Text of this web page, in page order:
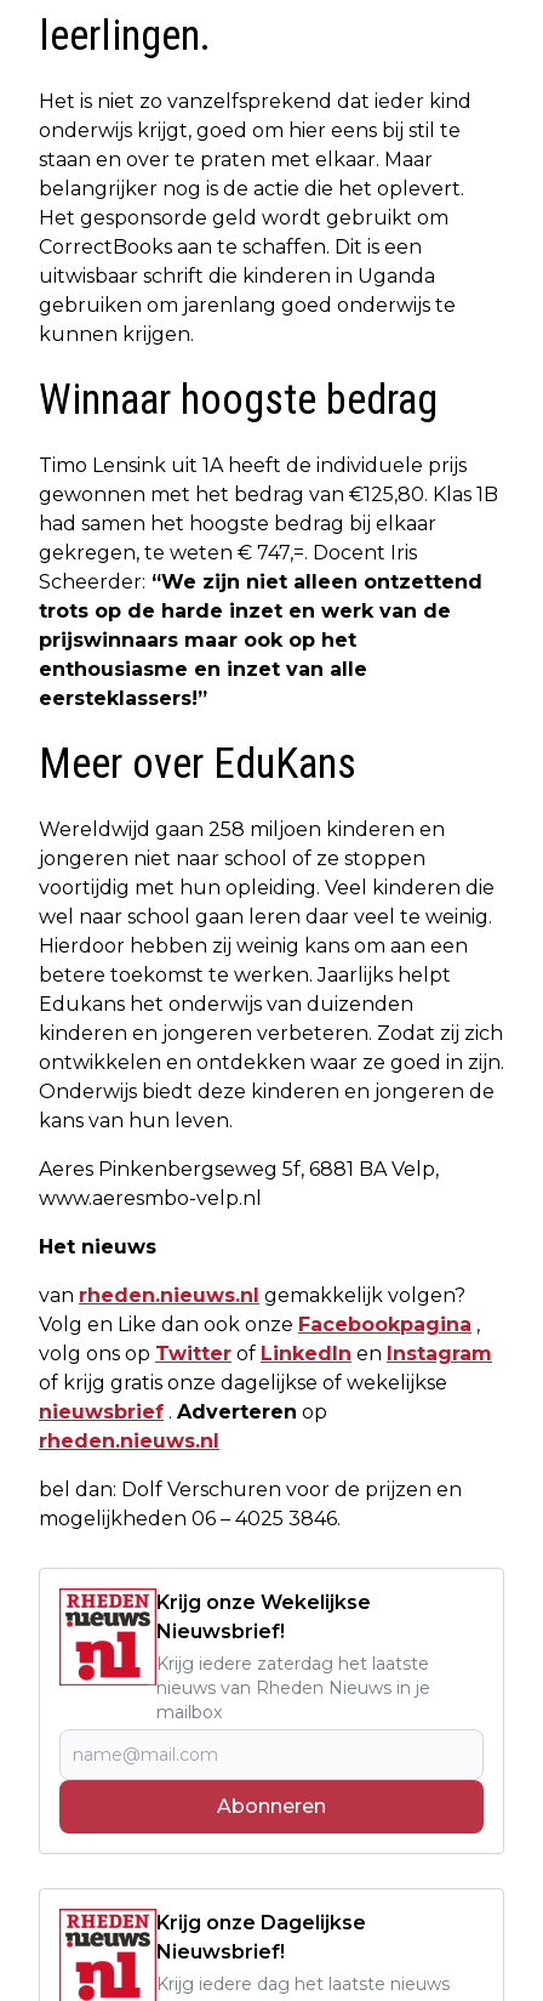
leerlingen.
Het is niet zo vanzelfsprekend dat ieder kind
onderwijs krijgt, goed om hier eens bij stil te
staan en over te praten met elkaar. Maar
belangrijker nog is de actie die het oplevert.
Het gesponsorde geld wordt gebruikt om
CorrectBooks aan te schaffen. Dit is een
uitwisbaar schrift die kinderen in Uganda
gebruiken om jarenlang goed onderwijs te
kunnen krijgen.
Winnaar hoogste bedrag
Timo Lensink uit 1A heeft de individuele prijs
gewonnen met het bedrag van €125,80. Klas 1B
had samen het hoogste bedrag bij elkaar
gekregen, te weten € 747,=. Docent Iris
Scheerder: “We zijn niet alleen ontzettend
trots op de harde inzet en werk van de
prijswinnaars maar ook op het
enthousiasme en inzet van alle
eersteklassers!”
Meer over EduKans
Wereldwijd gaan 258 miljoen kinderen en
jongeren niet naar school of ze stoppen
voortijdig met hun opleiding. Veel kinderen die
wel naar school gaan leren daar veel te weinig.
Hierdoor hebben zij weinig kans om aan een
betere toekomst te werken. Jaarlijks helpt
Edukans het onderwijs van duizenden
kinderen en jongeren verbeteren. Zodat zij zich
ontwikkelen en ontdekken waar ze goed in zijn.
Onderwijs biedt deze kinderen en jongeren de
kans van hun leven.
Aeres Pinkenbergseweg 5f, 6881 BA Velp,
www.aeresmbo-velp.nl
Het nieuws
van rheden.nieuws.nl gemakkelijk volgen?
Volg en Like dan ook onze Facebookpagina ,
volg ons op Twitter of LinkedIn en Instagram
of krijg gratis onze dagelijkse of wekelijkse
nieuwsbrief . Adverteren op
rheden.nieuws.nl
bel dan: Dolf Verschuren voor de prijzen en
mogelijkheden 06 – 4025 3846.
Krijg onze Wekelijkse
Nieuwsbrief!
Krijg iedere zaterdag het laatste
nieuws van Rheden Nieuws in je
mailbox
Abonneren
Krijg onze Dagelijkse
Nieuwsbrief!
Krijg iedere dag het laatste nieuws